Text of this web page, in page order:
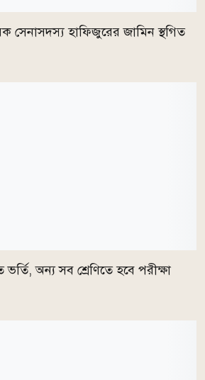
সেনাসদস্য হাফিজুরের জামিন স্থগিত
ভর্তি, অন্য সব শ্রেণিতে হবে পরীক্ষা